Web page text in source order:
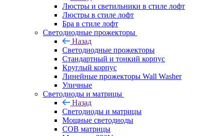
Люстры и светильники в стиле лофт
Люстры в стиле лофт
Бра в стиле лофт
Светодиодные прожекторы
Назад
Светодиодные прожекторы
Стандартный и тонкий корпус
Круглый корпус
Линейные прожекторы Wall Washer
Уличные
Светодиоды и матрицы
Назад
Светодиоды и матрицы
Мощные светодиоды
COB матрицы